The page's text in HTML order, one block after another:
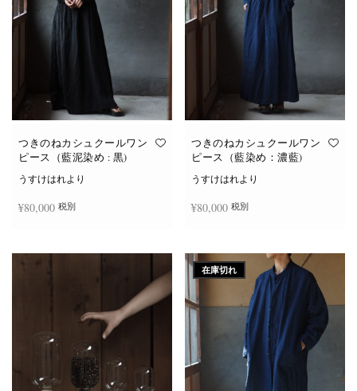
つきのねカシュクールワン
ピース（藍泥染め : 黒)
うすけはれより
¥80,000 税別
つきのねカシュクールワン
ピース（藍染め：濃藍)
うすけはれより
¥80,000 税別
在庫切れ